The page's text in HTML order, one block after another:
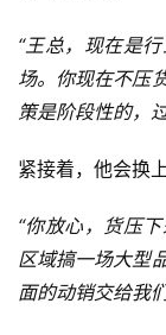
“王总，现在是
场。你现在不压
策是阶段性的，
紧接着，他会换
“你放心，货压
区域搞一场大型
面的动销交给我